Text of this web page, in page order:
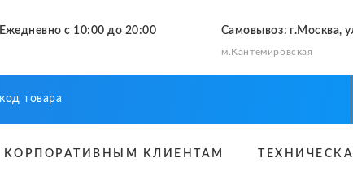
Ежедневно с 10:00 до 20:00 Самовывоз: г.Москва,
м.Кантемировская
КОРПОРАТИВНЫМ КЛИЕНТАМ